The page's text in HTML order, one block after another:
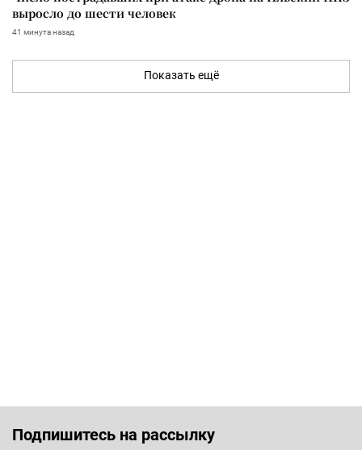
выросло до шести человек
41 минута назад
Показать ещё
Подпишитесь на рассылку